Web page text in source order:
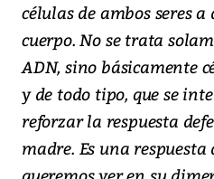
células de ambos seres
cuerpo. No se trata
ADN, sino básicamente
y de todo tipo, que se
reforzar la respuesta
madre. Es una